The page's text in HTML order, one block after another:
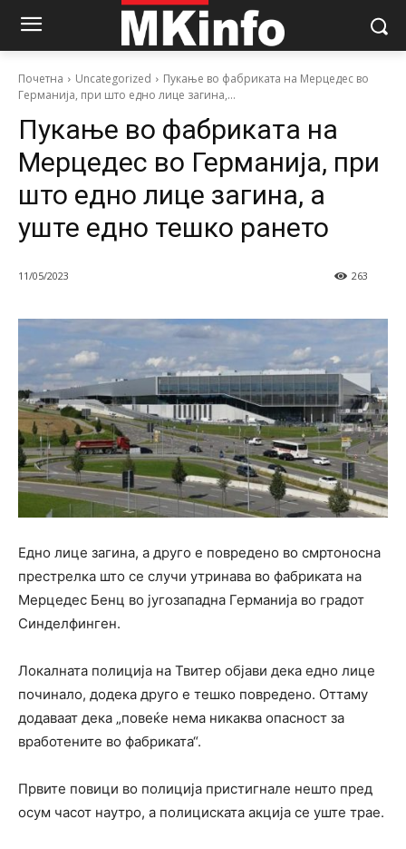
Почетна Uncategorized
Пукање во фабриката на Мерцедес во
Германија, при што едно лице загина,...
Пукање во фабриката на
Мерцедес во Германија, при
што едно лице загина, а
уште едно тешко рането
11/05/2023 263
Едно лице загина, а друго е повредено во смртоносна
престрелка што се случи утринава во фабриката на
Мерцедес Бенц во југозападна Германија во градот
Синделфинген.
Локалната полиција на Твитер објави дека едно лице
починало, додека друго е тешко повредено. Оттаму
додаваат дека „повеќе нема никаква опасност за
вработените во фабриката“.
Првите повици во полиција пристигнале нешто пред
осум часот наутро, а полициската акција се уште трае.